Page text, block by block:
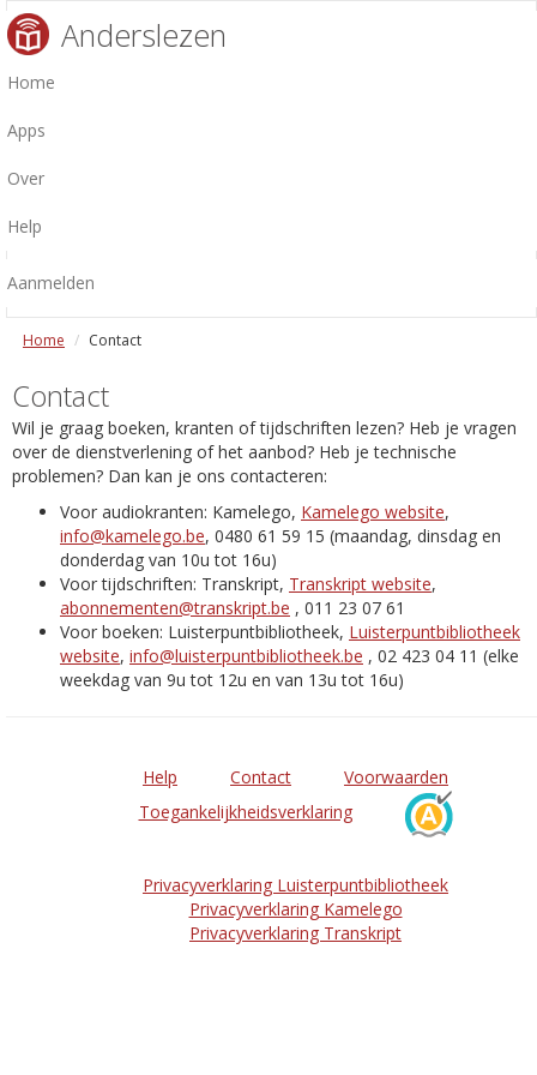
Anderslezen
Home
Apps
Over
Help
Aanmelden
Home Contact
Contact
Wil je graag boeken, kranten of tijdschriften lezen? Heb je vragen
over de dienstverlening of het aanbod? Heb je technische
problemen? Dan kan je ons contacteren:
Voor audiokranten: Kamelego, Kamelego website,
info@kamelego.be, 0480 61 59 15 (maandag, dinsdag en
donderdag van 10u tot 16u)
Voor tijdschriften: Transkript, Transkript website,
abonnementen@transkript.be , 011 23 07 61
Voor boeken: Luisterpuntbibliotheek, Luisterpuntbibliotheek
website, info@luisterpuntbibliotheek.be , 02 423 04 11 (elke
weekdag van 9u tot 12u en van 13u tot 16u)
Help Contact
Voorwaarden
Toegankelijkheidsverklaring
Privacyverklaring Luisterpuntbibliotheek
Privacyverklaring Kamelego
Privacyverklaring Transkript